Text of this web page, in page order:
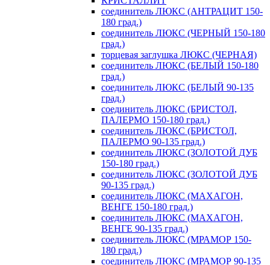
соединитель ЛЮКС (АНТРАЦИТ 150-
180 град.)
соединитель ЛЮКС (ЧЕРНЫЙ 150-180
град.)
торцевая заглушка ЛЮКС (ЧЕРНАЯ)
соединитель ЛЮКС (БЕЛЫЙ 150-180
град.)
соединитель ЛЮКС (БЕЛЫЙ 90-135
град.)
соединитель ЛЮКС (БРИСТОЛ,
ПАЛЕРМО 150-180 град.)
соединитель ЛЮКС (БРИСТОЛ,
ПАЛЕРМО 90-135 град.)
соединитель ЛЮКС (ЗОЛОТОЙ ДУБ
150-180 град.)
соединитель ЛЮКС (ЗОЛОТОЙ ДУБ
90-135 град.)
соединитель ЛЮКС (МАХАГОН,
ВЕНГЕ 150-180 град.)
соединитель ЛЮКС (МАХАГОН,
ВЕНГЕ 90-135 град.)
соединитель ЛЮКС (МРАМОР 150-
180 град.)
соединитель ЛЮКС (МРАМОР 90-135